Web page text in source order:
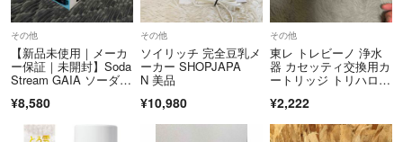
その他
【新品未使用｜メーカ
ー保証｜未開封】Soda
Stream GAIA ソーダス
水メーカー
¥8,580
その他
ソイリッチ 完全豆乳メ
ーカー SHOPJAPA
N 美品
¥10,980
その他
東レ トレビーノ 浄水
器 カセッティ交換用カ
ートリッジ トリハロメ
個
¥2,222